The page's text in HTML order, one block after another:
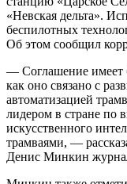
«Невская дельта».
беспилотных
Об этом сообщил
— Соглашение имеет
как оно связано с
автоматизацией
лидером в стране по
искусственного
трамваями, —
Денис Минкин